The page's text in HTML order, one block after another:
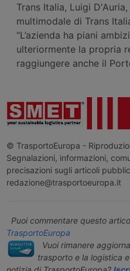
Trans Italia, Luigi
multimodale di Trans
“L’azienda ha piani
ulteriormente la propria
raggiungere anche il
© TrasportoEuropa -
Segnalazioni, informazioni,
precisazioni sugli articoli
redazione@trasportoeuropa.it
Puoi commentare questo
TrasportoEuropa
Vuoi rimanere
trasporto e la logistica